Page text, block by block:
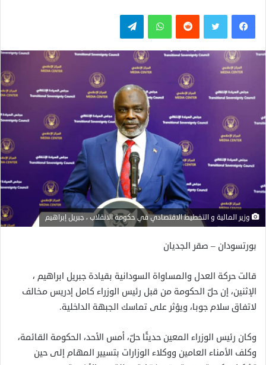
فيسبوكتويتر واتساب تيلقرام
وزير المالية و التخطيط الاقتصادي في حكومة الانقلاب ، جبريل إبراهيم
بورتسودان – صقر الجديان
قالت حركة العدل والمساواة السودانية بقيادة جبريل ابراهيم ،
الإثنين، إن حلّ الحكومة من قبل رئيس الوزراء كامل إدريس مخالف
لاتفاق سلام جوبا، ويؤثر على تماسك الجبهة الداخلية.
وكان رئيس الوزراء المعين حديثًا حلّ، أمس الأحد، الحكومة القائمة،
وكلف الأمناء العامين ووكلاء الوزارات بتسيير المهام إلى حين